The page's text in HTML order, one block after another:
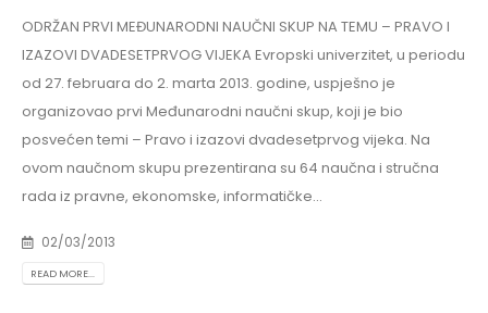
ODRŽAN PRVI MEĐUNARODNI NAUČNI SKUP NA TEMU – PRAVO I
IZAZOVI DVADESETPRVOG VIJEKA Evropski univerzitet, u periodu
od 27. februara do 2. marta 2013. godine, uspješno je
organizovao prvi Međunarodni naučni skup, koji je bio
posvećen temi – Pravo i izazovi dvadesetprvog vijeka. Na
ovom naučnom skupu prezentirana su 64 naučna i stručna
rada iz pravne, ekonomske, informatičke...
02/03/2013
READ MORE...